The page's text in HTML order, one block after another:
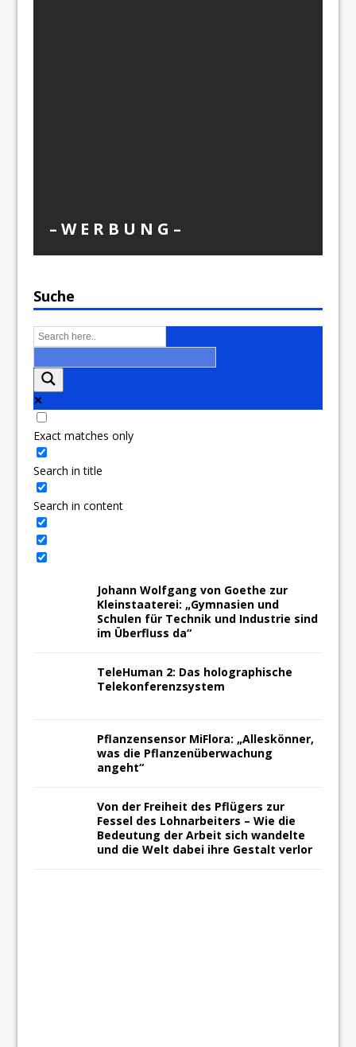
– W Ε R Β U Ν G –
Suche
Exact matches only
Search in title
Search in content
Johann Wolfgang von Goethe zur
Kleinstaaterei: „Gymnasien und
Schulen für Technik und Industrie sind
im Überfluss da“
TeleHuman 2: Das holographische
Telekonferenzsystem
Pflanzensensor MiFlora: „Alleskönner,
was die Pflanzenüberwachung
angeht“
Von der Freiheit des Pflügers zur
Fessel des Lohnarbeiters – Wie die
Bedeutung der Arbeit sich wandelte
und die Welt dabei ihre Gestalt verlor